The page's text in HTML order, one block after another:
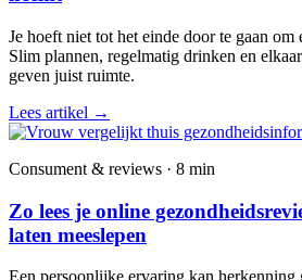
Je hoeft niet tot het einde door te gaan om
Slim plannen, regelmatig drinken en
geven juist ruimte.
Lees artikel →
Consument & reviews · 8 min
Zo lees je online
laten meeslepen